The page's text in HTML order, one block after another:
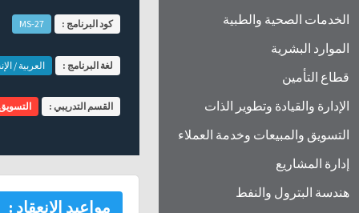
الخدمات الصحية والطبية
الموارد البشرية
قطاع التأمين
الإدارة والقيادة وتطوير الذات
التسويق والمبيعات وخدمة العملاء
إدارة المشاريع
هندسة البترول والنفط
كود البرنامج : MS-27
لغة البرنامج : العربية /
القسم التدريبي :
مواعيد الإنعقاد :